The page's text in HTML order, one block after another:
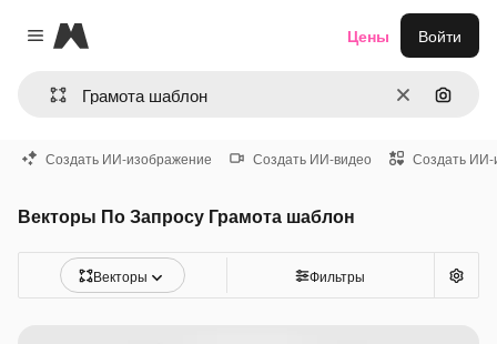
Close menu
Magnific
ОчиститьПоиск
Цены Войти
Создать ИИ-изображение Создать ИИ-видео Создать ИИ-
Векторы По Запросу Грамота шаблон
Векторы Фильтры